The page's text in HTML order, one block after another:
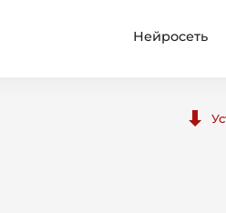
Нейросеть